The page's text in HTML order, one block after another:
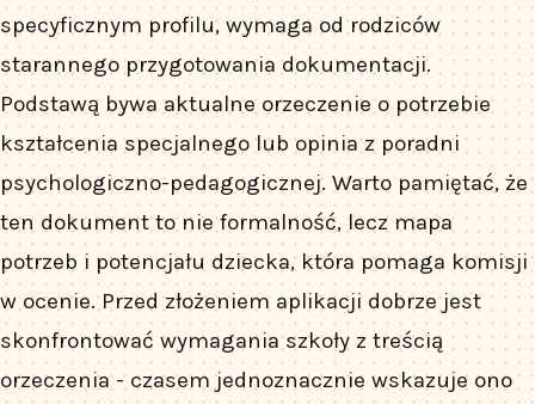
specyficznym profilu, wymaga od rodziców
starannego przygotowania dokumentacji.
Podstawą bywa aktualne orzeczenie o potrzebie
kształcenia specjalnego lub opinia z poradni
psychologiczno-pedagogicznej. Warto pamiętać, że
ten dokument to nie formalność, lecz mapa
potrzeb i potencjału dziecka, która pomaga komisji
w ocenie. Przed złożeniem aplikacji dobrze jest
skonfrontować wymagania szkoły z treścią
orzeczenia - czasem jednoznacznie wskazuje ono